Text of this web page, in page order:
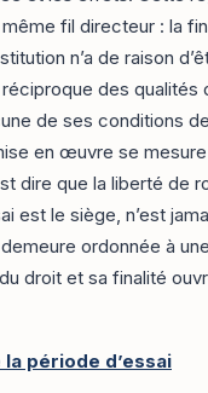
fil directeur : la
n’a de raison
réciproque des qualités
de ses conditions
en œuvre se mesure
dire que la liberté de
est le siège, n’est
ordonnée à
droit et sa finalité
période d’essai